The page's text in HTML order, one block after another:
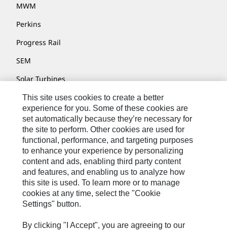
MWM
Perkins
Progress Rail
SEM
Solar Turbines
SPM Oil & Gas
Turner Powertrain Systems
Fale Conosco
Mapa Do Local
Cookie Settings
Termos De Uso
Privacidade
This site uses cookies to create a better
experience for you. Some of these cookies are
set automatically because they’re necessary for
the site to perform. Other cookies are used for
functional, performance, and targeting purposes
to enhance your experience by personalizing
content and ads, enabling third party content
and features, and enabling us to analyze how
this site is used. To learn more or to manage
cookies at any time, select the "Cookie
Settings" button.
By clicking "I Accept", you are agreeing to our